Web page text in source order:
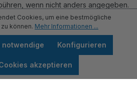
wenn nicht anders angegeben.
Cookies, um eine bestmögliche
können. Mehr Informationen ...
Konfigurieren
akzeptieren